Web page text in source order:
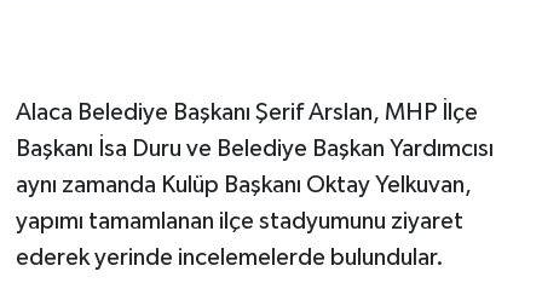
Alaca Belediye Başkanı Şerif Arslan, MHP İlçe
Başkanı İsa Duru ve Belediye Başkan Yardımcısı
aynı zamanda Kulüp Başkanı Oktay Yelkuvan,
yapımı tamamlanan ilçe stadyumunu ziyaret
ederek yerinde incelemelerde bulundular.